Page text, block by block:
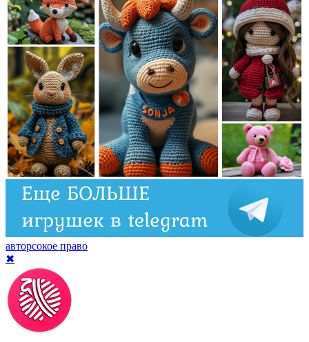
авторсокое право
✖